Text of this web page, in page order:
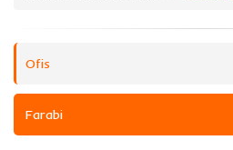
Ofis
Farabi